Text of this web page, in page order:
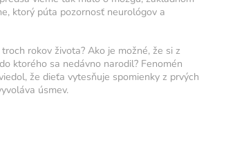
ktorý púta pozornosť neurológov a
rokov života? Ako je možné, že si z
ktorého sa nedávno narodil? Fenomén
že dieťa vytesňuje spomienky z prvých
úsmev.